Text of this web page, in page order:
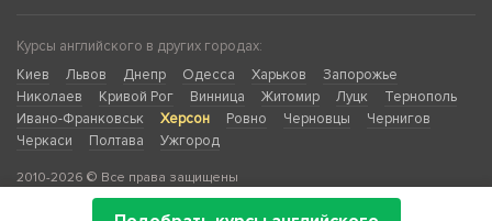
Курсы английского в других городах:
Киев
Львов Днепр Одесса Харьков
Запорожье
Николаев
Кривой Рог Винница Житомир Луцк
Тернополь
Ивано-Франковськ
Херсон Ровно Черновцы
Чернигов
Черкаси
Полтава Ужгород
2010-2026 © Все права защищены